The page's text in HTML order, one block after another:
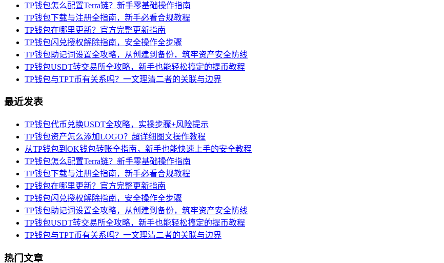
TP钱包怎么配置Terra链？新手零基础操作指南
TP钱包下载与注册全指南，新手必看合规教程
TP钱包在哪里更新？官方完整更新指南
TP钱包闪兑授权解除指南，安全操作全步骤
TP钱包助记词设置全攻略，从创建到备份，筑牢资产安全防线
TP钱包USDT转交易所全攻略，新手也能轻松搞定的提币教程
TP钱包与TPT币有关系吗？一文理清二者的关联与边界
最近发表
TP钱包代币兑换USDT全攻略，实操步骤+风险提示
TP钱包资产怎么添加LOGO？超详细图文操作教程
从TP钱包到OK钱包转账全指南，新手也能快速上手的安全教程
TP钱包怎么配置Terra链？新手零基础操作指南
TP钱包下载与注册全指南，新手必看合规教程
TP钱包在哪里更新？官方完整更新指南
TP钱包闪兑授权解除指南，安全操作全步骤
TP钱包助记词设置全攻略，从创建到备份，筑牢资产安全防线
TP钱包USDT转交易所全攻略，新手也能轻松搞定的提币教程
TP钱包与TPT币有关系吗？一文理清二者的关联与边界
热门文章